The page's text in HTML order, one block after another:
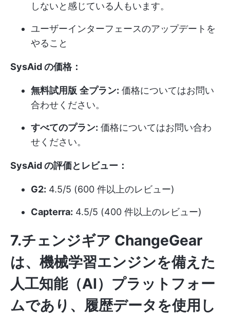
しないと感じている人もいます。
ユーザーインターフェースのアップデートを
やること
SysAid の価格：
無料試用版 全プラン: 価格についてはお問い
合わせください。
すべてのプラン: 価格についてはお問い合わ
せください。
SysAid の評価とレビュー：
G2: 4.5/5 (600 件以上のレビュー)
Capterra: 4.5/5 (400 件以上のレビュー)
7.チェンジギア ChangeGear
は、機械学習エンジンを備えた
人工知能（AI）プラットフォー
ムであり、履歴データを使用し